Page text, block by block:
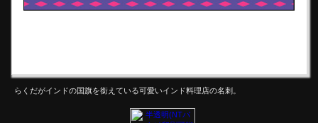
らくだがインドの国旗を銜えている可愛いインド料理店の名刺。